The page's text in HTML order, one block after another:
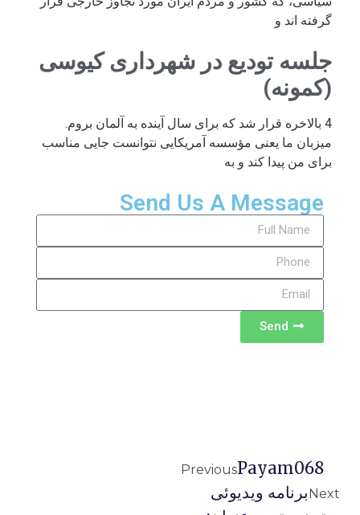
گرفته اند و
جلسه تودیع در شهرداری کیوسی
(کمونه)
4 بالاخره قرار شد که برای سال آینده به آلمان بروم.
میزبان ما یعنی مؤسسه آمریکایی نتوانست جایی مناسب
برای من پیدا کند و به
Send Us A Message
Send
PreviousPayam068
Nextبرنامه ويديوئى